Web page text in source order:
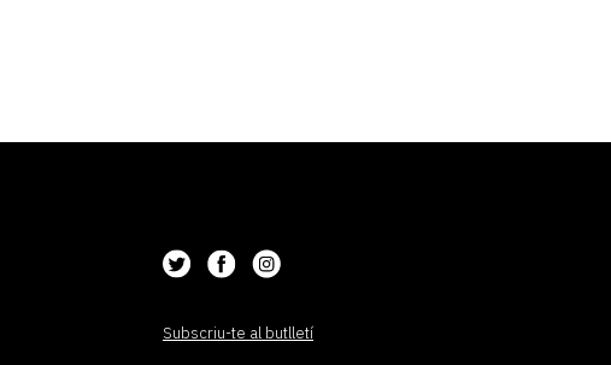
Subscriu-te al butlletí